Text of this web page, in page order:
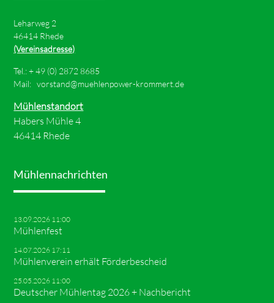
Leharweg 2
46414 Rhede
(Vereinsadresse)
Tel.: +49 (0) 2872 8685
Mail:vorstand@muehlenpower-krommert.de
Mühlenstandort
Habers Mühle 4
46414 Rhede
Mühlennachrichten
13.09.2026 11:00
Mühlenfest
14.07.2026 17:11
Mühlenverein erhält Förderbescheid
25.05.2026 11:00
Deutscher Mühlentag 2026 + Nachbericht